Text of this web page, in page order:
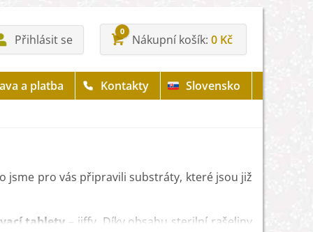
Přihlásit se
0
Nákupní košík 0 Kč
a platba Kontakty
Slovensko
jsme pro vás připravili substráty, které jsou již
tablety – jiffy. Díky obsahu sterilní rašeliny